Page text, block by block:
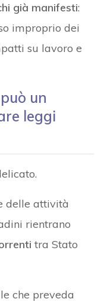
già manifesti:
improprio dei
su lavoro e
un
leggi
delle attività
rientrano
tra Stato
che preveda